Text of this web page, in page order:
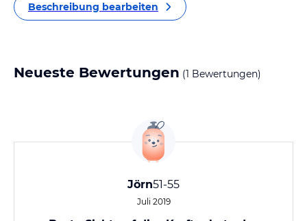
Beschreibung bearbeiten
Neueste Bewertungen (1 Bewertungen)
Jörn51-55
Juli 2019